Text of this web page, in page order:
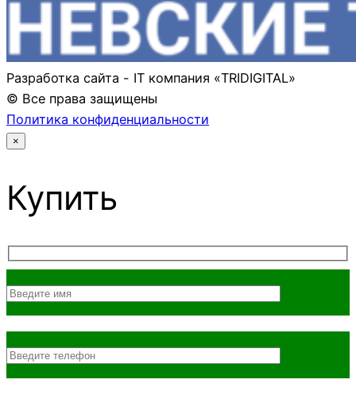
Разработка сайта - IT компания «TRIDIGITAL»
© Все права защищены
Политика конфиденциальности
×
Купить